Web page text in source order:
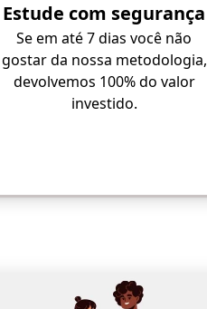
Estude com segurança
Se em até 7 dias você não
gostar da nossa metodologia,
devolvemos 100% do valor
investido.